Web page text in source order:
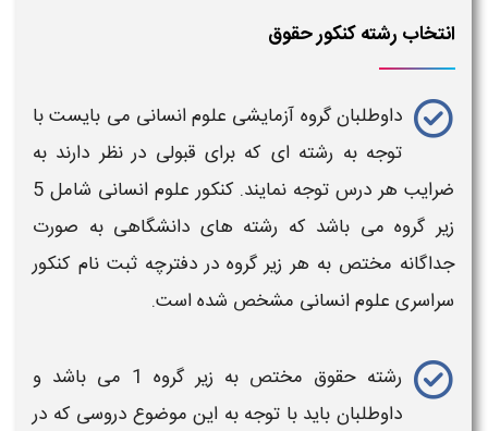
انتخاب رشته کنکور حقوق
داوطلبانگروه آزمایشی علوم انسانی می بایست با
توجه به رشته ای که برای قبولی در نظر دارند به
ضرایب هر درس توجه نمایند. کنکور علوم انسانی شامل 5
زیر گروه می باشد که رشته های دانشگاهی به صورت
جداگانه مختص به هر زیر گروه در دفترچه ثبت نام کنکور
سراسری علوم انسانی مشخص شده است.
رشته حقوق مختص به زیر گروه 1
می باشد و
داوطلبان باید با توجه به این موضوع دروسی که در